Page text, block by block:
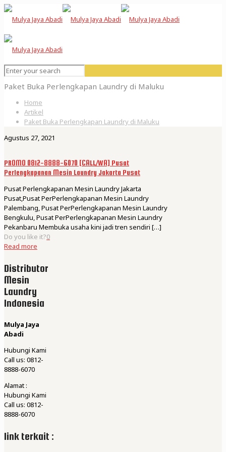
Paket Buka Perlengkapan Laundry di Maluku
Home
Artikel
Paket Buka Perlengkapan Laundry di Maluku
Agustus 27, 2021
PROMO 0812-8888-6070 [CALL/WA] Pusat
Perlengkapanan Mesin Laundry Jakarta Pusat
Pusat Perlengkapanan Mesin Laundry Jakarta
Pusat,Pusat PerPerlengkapanan Mesin Laundry
Palembang, Pusat PerPerlengkapanan Mesin Laundry
Bengkulu, Pusat PerPerlengkapanan Mesin Laundry
Pekanbaru Membuka usaha kini jadi tren sendiri […]
Do you like it?0
Read more
Distributor
Mesin
Laundry
Indonesia
Mulya Jaya
Abadi
Hubungi Kami
Call us: 0812-
8888-6070
Alamat :
Hubungi Kami
Call us: 0812-
8888-6070
link terkait :